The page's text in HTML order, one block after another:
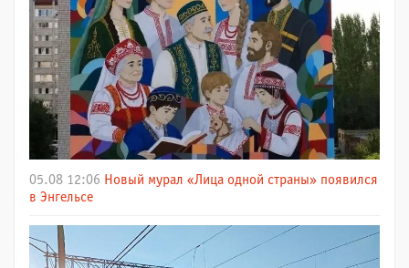
05.08 12:06 Новый мурал «Лица одной страны» появился
в Энгельсе